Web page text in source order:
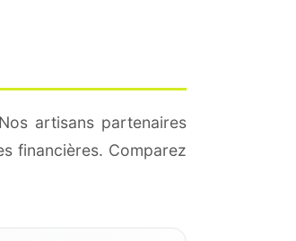
artisans partenaires
financières. Comparez